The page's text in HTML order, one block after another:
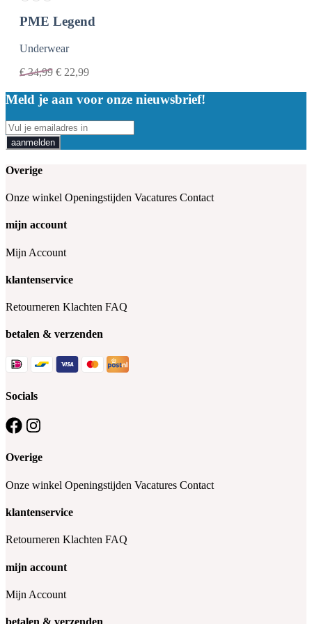
PME Legend
Underwear
€34,99 € 22,99
Meld je aan voor onze nieuwsbrief!
aanmelden
Overige
Onze winkel Openingstijden Vacatures Contact
mijn account
Mijn Account
klantenservice
Retourneren Klachten FAQ
betalen & verzenden
Socials
Overige
Onze winkel Openingstijden Vacatures Contact
klantenservice
Retourneren Klachten FAQ
mijn account
Mijn Account
betalen & verzenden